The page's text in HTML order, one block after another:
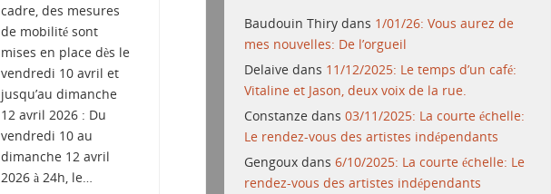
cadre, des mesures
de mobilité sont
mises en place dès le
vendredi 10 avril et
jusqu’au dimanche
12 avril 2026 : Du
vendredi 10 au
dimanche 12 avril
2026 à 24h, le…
Baudouin Thiry dans 1/01/26: Vous aurez de
mes nouvelles: De l’orgueil
Delaive dans 11/12/2025: Le temps d’un café:
Vitaline et Jason, deux voix de la rue.
Constanze dans03/11/2025: La courte échelle:
Le rendez-vous des artistes indépendants
Gengoux dans6/10/2025: La courte échelle: Le
rendez-vous des artistes indépendants